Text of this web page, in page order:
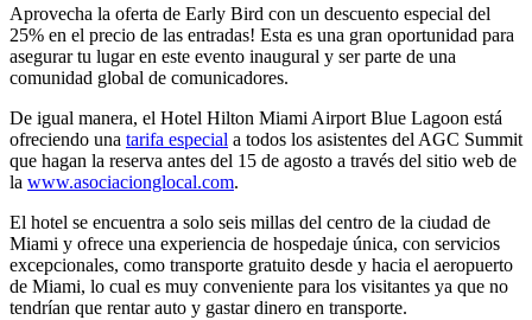
Aprovecha la oferta de Early Bird con un descuento especial del
25% en el precio de las entradas! Esta es una gran oportunidad para
asegurar tu lugar en este evento inaugural y ser parte de una
comunidad global de comunicadores.
De igual manera, el Hotel Hilton Miami Airport Blue Lagoon está
ofreciendo una tarifa especial a todos los asistentes del AGC Summit
que hagan la reserva antes del 15 de agosto a través del sitio web de
la www.asociacionglocal.com.
El hotel se encuentra a solo seis millas del centro de la ciudad de
Miami y ofrece una experiencia de hospedaje única, con servicios
excepcionales, como transporte gratuito desde y hacia el aeropuerto
de Miami, lo cual es muy conveniente para los visitantes ya que no
tendrían que rentar auto y gastar dinero en transporte.